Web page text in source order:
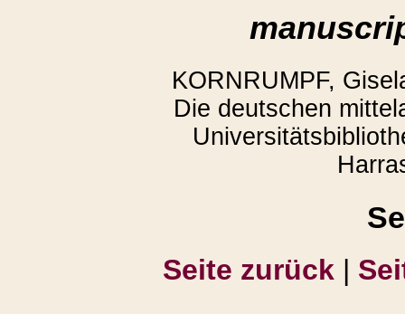
KORNRUMPF,
Die deutschen
Seite zurück |